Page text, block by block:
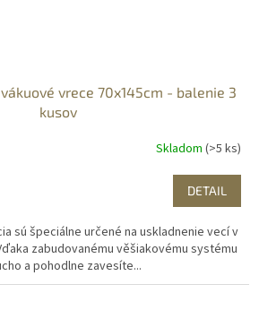
vrece 70x145cm - balenie 3
kusov
Skladom (>5 ks)
DETAIL
sú špeciálne určené na uskladnenie vecí v
zabudovanému věšiakovému systému
a pohodlne zavesíte...